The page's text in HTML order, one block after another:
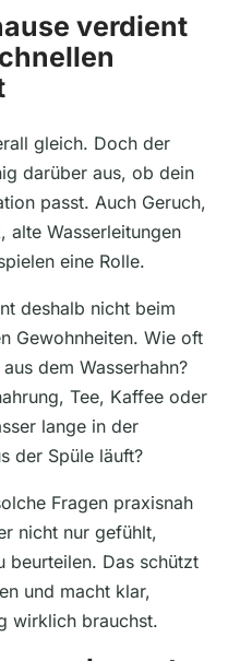
verdient
gleich. Doch der
darüber aus, ob dein
passt. Auch Geruch,
alte Wasserleitungen
eine Rolle.
deshalb nicht beim
Gewohnheiten. Wie oft
dem Wasserhahn?
Tee, Kaffee oder
lange in der
der Spüle läuft?
Fragen praxisnah
nicht nur gefühlt,
beurteilen. Das schützt
und macht klar,
wirklich brauchst.